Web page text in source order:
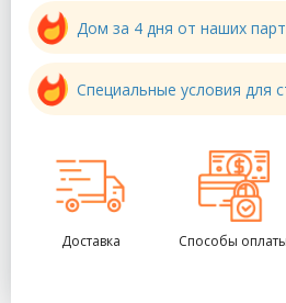
Дом за 4 дня от наших
Специальные условия для
Доставка Способы оплаты